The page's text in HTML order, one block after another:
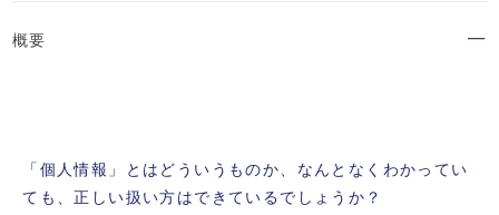
概要
「個人情報」とはどういうものか、なんとなくわかってい
ても、正しい扱い方はできているでしょうか？